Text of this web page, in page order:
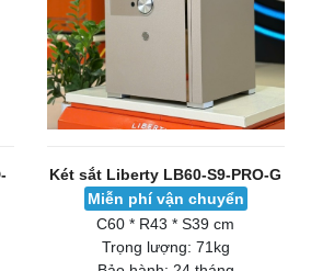
Két sắt Liberty LB60-S9-PRO-G